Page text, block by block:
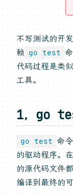
不写测试的开
赖 go test
代码过程是类
工具。
1，go
go test 命
的驱动程序。
的源代码文件
编译到最终的